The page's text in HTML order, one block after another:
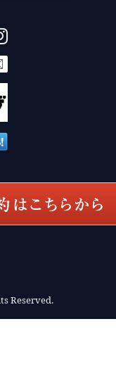
Reserved.